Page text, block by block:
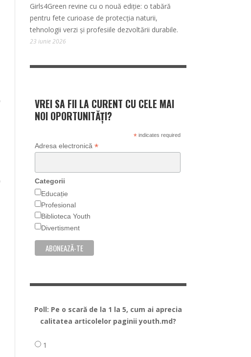
Girls4Green revine cu o nouă ediție: o tabără
pentru fete curioase de protecția naturii,
tehnologii verzi și profesiile dezvoltării durabile.
23 iunie 2026
VREI SA FII LA CURENT CU CELE MAI
NOI OPORTUNITĂȚI?
*indicates required
Adresa electronică *
Categorii
Educație
Profesional
Biblioteca Youth
Divertisment
Poll: Pe o scară de la 1 la 5, cum ai aprecia
calitatea articolelor paginii youth.md?
1